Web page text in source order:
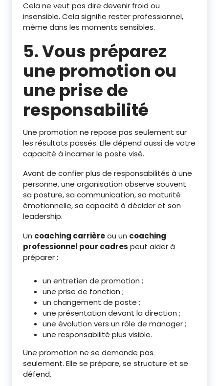
Cela ne veut pas dire devenir froid ou
insensible. Cela signifie rester professionnel,
même dans les moments sensibles.
5. Vous préparez
une promotion ou
une prise de
responsabilité
Une promotion ne repose pas seulement sur
les résultats passés. Elle dépend aussi de votre
capacité à incarner le poste visé.
Avant de confier plus de responsabilités à une
personne, une organisation observe souvent
sa posture, sa communication, sa maturité
émotionnelle, sa capacité à décider et son
leadership.
Un coaching carrièreou un coaching
professionnel pour cadres peut aider à
préparer :
un entretien de promotion ;
une prise de fonction ;
un changement de poste ;
une présentation devant la direction ;
une évolution vers un rôle de manager ;
une responsabilité plus visible.
Une promotion ne se demande pas
seulement. Elle se prépare, se structure et se
défend.